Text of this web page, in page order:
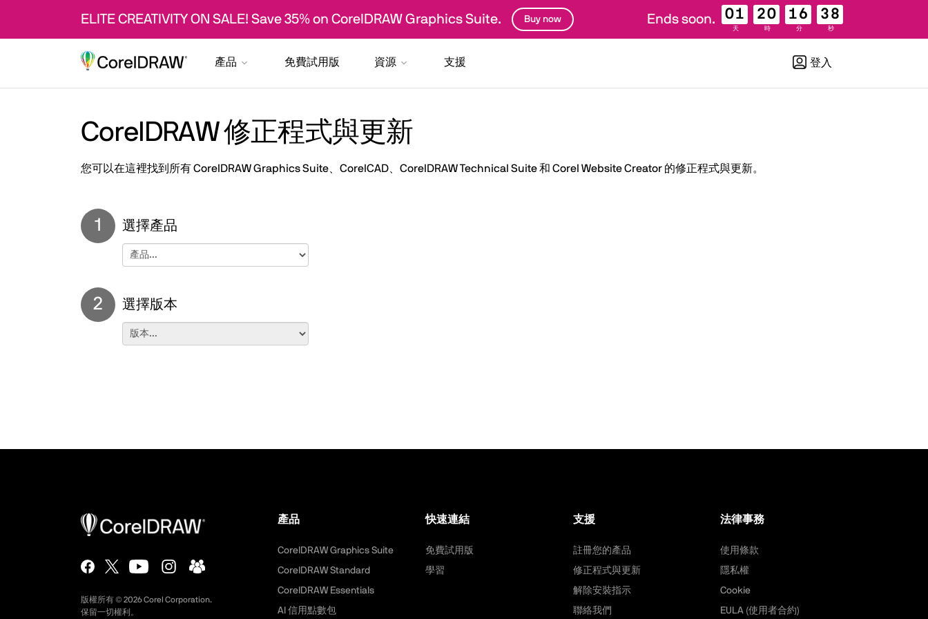
ELITE CREATIVITY ON SALE! Save 35% on CorelDRAW Graphics Suite. Buy now Ends soon. 01
天
20
時
16
分
38
秒
產品 免費試用版 資源 支援 登入
CorelDRAW 修正程式與更新
您可以在這裡找到所有 CorelDRAW Graphics Suite、CorelCAD、CorelDRAW Technical Suite 和 Corel Website Creator 的修正程式與更新。
1 選擇產品
2 選擇版本
版權所有 © 2026Corel Corporation.
保留一切權利。
產品
CorelDRAW Graphics Suite
CorelDRAW Standard
CorelDRAW Essentials
AI 信用點數包
快速連結
免費試用版
學習
支援
註冊您的產品
修正程式與更新
解除安裝指示
聯絡我們
法律事務
使用條款
隱私權
Cookie
EULA (使用者合約)